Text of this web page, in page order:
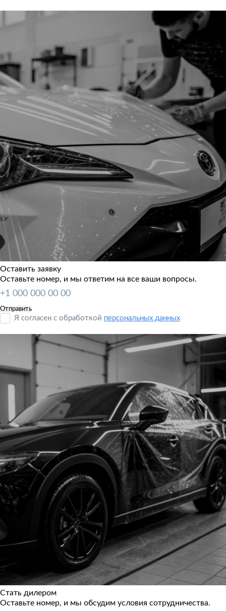
Оставить заявку
Оставьте номер, и мы ответим на все ваши вопросы.
Я согласен с обработкой персональных данных
Стать дилером
Оставьте номер, и мы обсудим условия сотрудничества.